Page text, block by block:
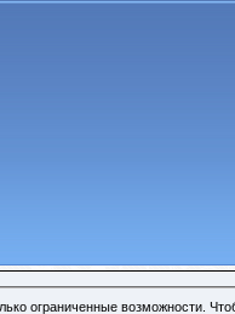
ограниченные возможности.